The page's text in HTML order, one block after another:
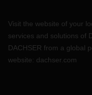
Visit the website of your
services and solutions of
DACHSER from a global
website: dachser.com